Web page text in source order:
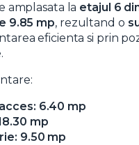
amplasata la etajul 6
9.85 mp, rezultand o
eficienta si prin
6.40 mp
mp
9.50 mp